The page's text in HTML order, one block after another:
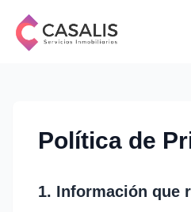
Política de
1. Información que